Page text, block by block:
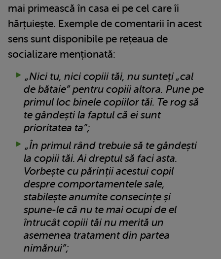
mai primească în casa ei pe cel care îi
hărțuiește. Exemple de comentarii în acest
sens sunt disponibile pe rețeaua de
socializare menționată:
„Nici tu, nici copiii tăi, nu sunteți „cal
de bătaie” pentru copiii altora. Pune pe
primul loc binele copiilor tăi. Te rog să
te gândești la faptul că ei sunt
prioritatea ta”;
„În primul rând trebuie să te gândești
la copiii tăi. Ai dreptul să faci asta.
Vorbește cu părinții acestui copil
despre comportamentele sale,
stabilește anumite consecințe și
spune-le că nu te mai ocupi de el
întrucât copiii tăi nu merită un
asemenea tratament din partea
nimănui”;